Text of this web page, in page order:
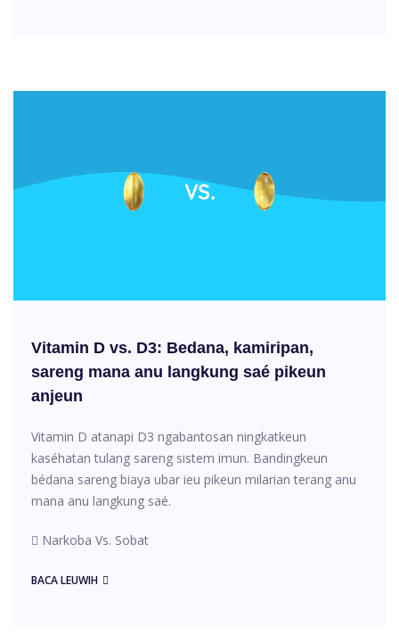
Vitamin D vs. D3: Bedana, kamiripan,
sareng mana anu langkung saé pikeun
anjeun
Vitamin D atanapi D3 ngabantosan ningkatkeun
kaséhatan tulang sareng sistem imun. Bandingkeun
bédana sareng biaya ubar ieu pikeun milarian terang anu
mana anu langkung saé.
Narkoba Vs. Sobat
BACA LEUWIH